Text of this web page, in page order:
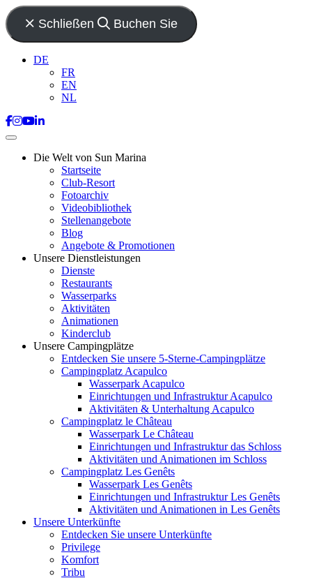
Schließen Buchen Sie
DE
FR
EN
NL
Die Welt von Sun Marina
Startseite
Club-Resort
Fotoarchiv
Videobibliothek
Stellenangebote
Blog
Angebote & Promotionen
Unsere Dienstleistungen
Dienste
Restaurants
Wasserparks
Aktivitäten
Animationen
Kinderclub
Unsere Campingplätze
Entdecken Sie unsere 5-Sterne-Campingplätze
Campingplatz Acapulco
Wasserpark Acapulco
Einrichtungen und Infrastruktur Acapulco
Aktivitäten & Unterhaltung Acapulco
Campingplatz le Château
Wasserpark Le Château
Einrichtungen und Infrastruktur das Schloss
Aktivitäten und Animationen im Schloss
Campingplatz Les Genêts
Wasserpark Les Genêts
Einrichtungen und Infrastruktur Les Genêts
Aktivitäten und Animationen in Les Genêts
Unsere Unterkünfte
Entdecken Sie unsere Unterkünfte
Privilege
Komfort
Tribu